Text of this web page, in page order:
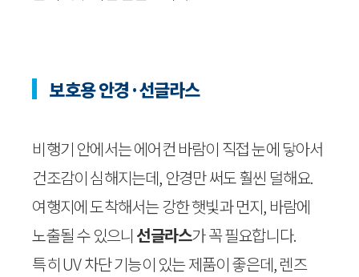
보호용 안경·선글라스
비행기 안에서는 에어컨 바람이 직접 눈에 닿아서
건조감이 심해지는데, 안경만 써도 훨씬 덜해요.
여행지에 도착해서는 강한 햇빛과 먼지, 바람에
노출될 수 있으니선글라스가 꼭 필요합니다.
특히 UV 차단 기능이 있는 제품이 좋은데, 렌즈